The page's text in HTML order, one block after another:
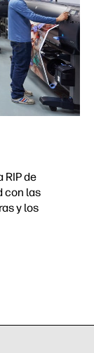
RIP de
con las
y los